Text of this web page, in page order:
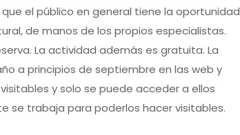
que el público en general tiene la oportunidad
de manos de los propios especialistas.
La actividad además es gratuita. La
a principios de septiembre en las web y
y solo se puede acceder a ellos
se trabaja para poderlos hacer visitables.